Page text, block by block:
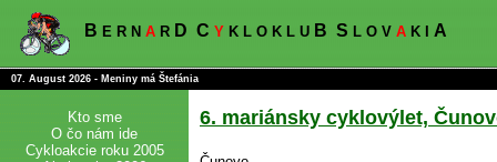
B E R N A R D C Y K L O K L U B S L O V A K I A
07. August 2026 - Meniny má Štefánia
Kto sme
O čo nám ide
Cykloakcie roku 2005
6. mariánsky cyklovýlet,